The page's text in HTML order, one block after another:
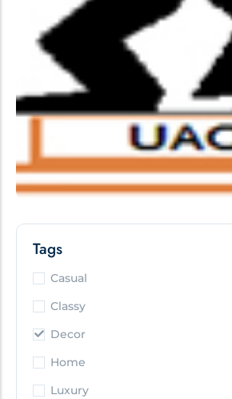
Tags
Casual
Classy
Decor
Home
Luxury